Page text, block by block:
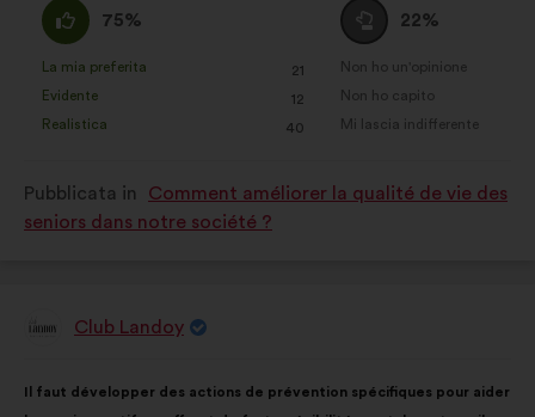
Sono
d'accordo
:
75%
qualificata
come:
La mia preferita
: 21
volte
Evidente
: 12
volte
Realistica
: 40
volte
Voto
neutrale
:
22%
qualificata
Non ho un'opinione
:volte
Non ho capito
:volte
Mi lascia indifferente
:volte
Pubblicata in
Comment améliorer la qualité de vie des
seniors dans notre société ?
PropostaClub Landoy
della
Il faut développer des actions de prévention spécifiques pour aider
ripartiti: